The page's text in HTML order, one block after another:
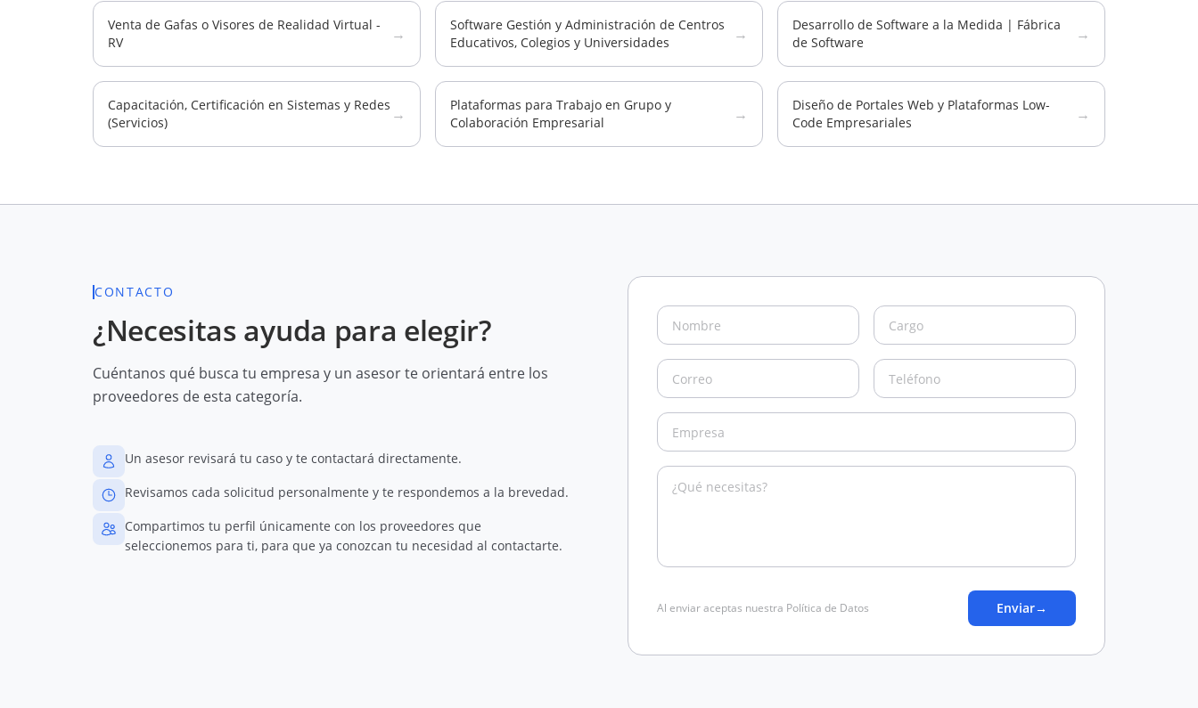
Venta de Gafas o Visores de Realidad Virtual -
RV
→
Software Gestión y Administración de Centros
Educativos, Colegios y Universidades
→
Desarrollo de Software a la Medida | Fábrica
de Software
→
Capacitación, Certificación en Sistemas y Redes
(Servicios)
→
Plataformas para Trabajo en Grupo y
Colaboración Empresarial
→
Diseño de Portales Web y Plataformas Low-
Code Empresariales
→
CONTACTO
¿Necesitas ayuda para elegir?
Cuéntanos qué busca tu empresa y un asesor te orientará entre los
proveedores de esta categoría.
Un asesor revisará tu caso y te contactará directamente.
Revisamos cada solicitud personalmente y te respondemos a la brevedad.
Compartimos tu perfil únicamente con los proveedores que
seleccionemos para ti, para que ya conozcan tu necesidad al contactarte.
Al enviar aceptas nuestra Política de Datos Enviar→